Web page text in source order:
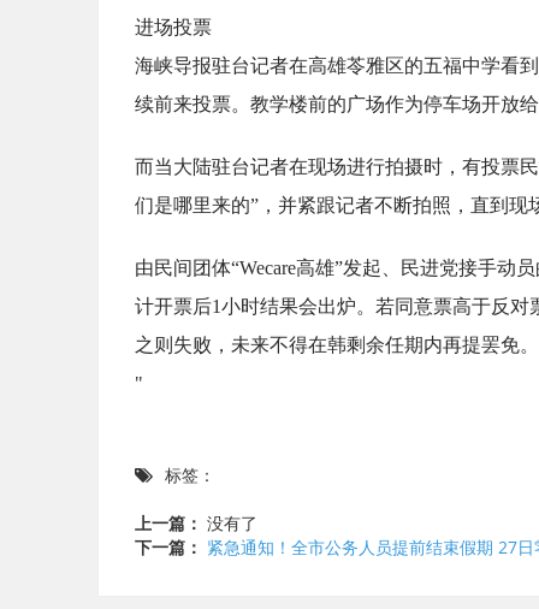
进场投票
海峡导报驻台记者在高雄苓雅区的五福中学看
续前来投票。教学楼前的广场作为停车场开放
而当大陆驻台记者在现场进行拍摄时，有投票
们是哪里来的”，并紧跟记者不断拍照，直到现
由民间团体“Wecare高雄”发起、民进党接手动
计开票后1小时结果会出炉。若同意票高于反
之则失败，未来不得在韩剩余任期内再提罢免。
"
标签：
上一篇： 没有了
下一篇： 紧急通知！全市公务人员提前结束假期 27